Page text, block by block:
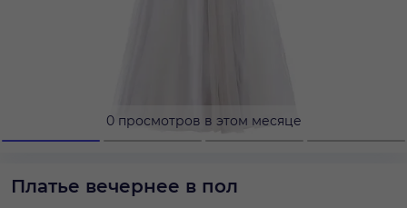
0 просмотров в этом месяце
Платье вечернее в пол